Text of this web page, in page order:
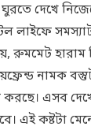
দেখে
লাইফে
রুমমেট
নামক
এসব
এই কষ্টটা